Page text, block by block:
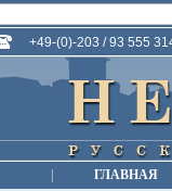
+49-(0)-203 / 93 555
ГЛАВНАЯ